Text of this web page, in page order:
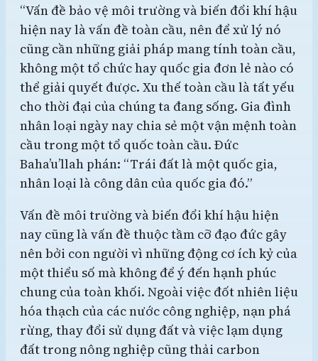
“Vấn đề bảo vệ môi trường và biến đổi khí hậu
hiện nay là vấn đề toàn cầu, nên để xử lý nó
cũng cần những giải pháp mang tính toàn cầu,
không một tổ chức hay quốc gia đơn lẻ nào có
thể giải quyết được. Xu thế toàn cầu là tất yếu
cho thời đại của chúng ta đang sống. Gia đình
nhân loại ngày nay chia sẻ một vận mệnh toàn
cầu trong một tổ quốc toàn cầu. Đức
Baha’u’llah phán: “Trái đất là một quốc gia,
nhân loại là công dân của quốc gia đó.”
Vấn đề môi trường và biến đổi khí hậu hiện
nay cũng là vấn đề thuộc tầm cỡ đạo đức gây
nên bởi con người vì những động cơ ích kỷ của
một thiểu số mà không để ý đến hạnh phúc
chung của toàn khối. Ngoài việc đốt nhiên liệu
hóa thạch của các nước công nghiệp, nạn phá
rừng, thay đổi sử dụng đất và việc lạm dụng
đất trong nông nghiệp cũng thải carbon